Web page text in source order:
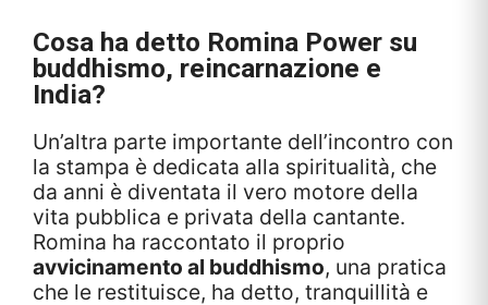
Cosa ha detto Romina Power su
buddhismo, reincarnazione e
India?
Un’altra parte importante dell’incontro con
la stampa è dedicata alla spiritualità, che
da anni è diventata il vero motore della
vita pubblica e privata della cantante.
Romina ha raccontato il proprio
avvicinamento al buddhismo, una pratica
che le restituisce, ha detto, tranquillità e